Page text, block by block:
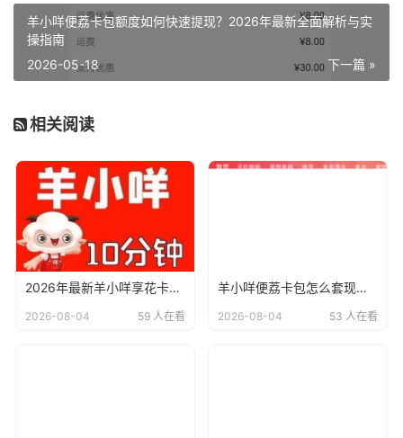
羊小咩便荔卡包额度如何快速提现？2026年最新全面解析与实
操指南
下一篇 »
2026-05-18
相关阅读
2026年最新羊小咩享花卡与便荔卡操作全攻略：11种方法及实操指南
2026-08-04 59 人在看
羊小咩便荔卡包怎么套现提现？2026年最新回收商家解析 + 全流程指南
2026-08-04 53 人在看